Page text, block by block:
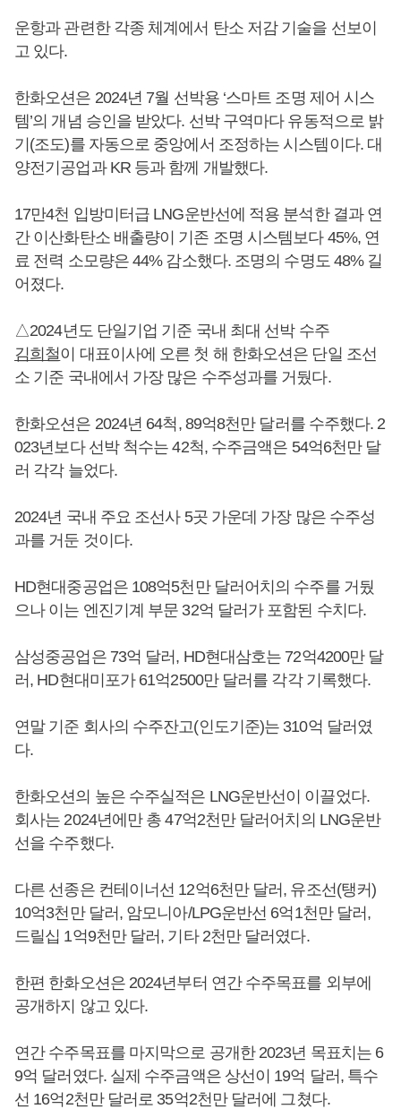
운항과 관련한 각종 체계에서 탄소 저감 기술을 선보이
고 있다.
한화오션은 2024년 7월 선박용 ‘스마트 조명 제어 시스
템’의 개념 승인을 받았다. 선박 구역마다 유동적으로 밝
기(조도)를 자동으로 중앙에서 조정하는 시스템이다. 대
양전기공업과 KR 등과 함께 개발했다.
17만4천 입방미터급 LNG운반선에 적용 분석한 결과 연
간 이산화탄소 배출량이 기존 조명 시스템보다 45%, 연
료 전력 소모량은 44% 감소했다. 조명의 수명도 48% 길
어졌다.
△2024년도 단일기업 기준 국내 최대 선박 수주
김희철이 대표이사에 오른 첫 해 한화오션은 단일 조선
소 기준 국내에서 가장 많은 수주성과를 거뒀다.
한화오션은 2024년 64척, 89억8천만 달러를 수주했다. 2
023년보다 선박 척수는 42척, 수주금액은 54억6천만 달
러 각각 늘었다.
2024년 국내 주요 조선사 5곳 가운데 가장 많은 수주성
과를 거둔 것이다.
HD현대중공업은 108억5천만 달러어치의 수주를 거뒀
으나 이는 엔진기계 부문 32억 달러가 포함된 수치다.
삼성중공업은 73억 달러, HD현대삼호는 72억4200만 달
러, HD현대미포가 61억2500만 달러를 각각 기록했다.
연말 기준 회사의 수주잔고(인도기준)는 310억 달러였
다.
한화오션의 높은 수주실적은 LNG운반선이 이끌었다.
회사는 2024년에만 총 47억2천만 달러어치의 LNG운반
선을 수주했다.
다른 선종은 컨테이너선 12억6천만 달러, 유조선(탱커)
10억3천만 달러, 암모니아/LPG운반선 6억1천만 달러,
드릴십 1억9천만 달러, 기타 2천만 달러였다.
한편 한화오션은 2024년부터 연간 수주목표를 외부에
공개하지 않고 있다.
연간 수주목표를 마지막으로 공개한 2023년 목표치는 6
9억 달러였다. 실제 수주금액은 상선이 19억 달러, 특수
선 16억2천만 달러로 35억2천만 달러에 그쳤다.